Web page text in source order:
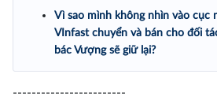
Vì sao mình không nhìn vào cục
VInfast chuyển và bán cho đối
bác Vượng sẽ giữ lại?
------------------------